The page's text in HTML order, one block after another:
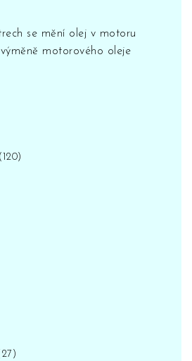
se mění olej v motoru
motorového oleje
(120)